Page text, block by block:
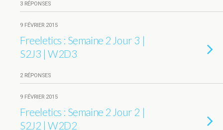
3 RÉPONSES
9 FÉVRIER 2015
Freeletics : Semaine 2 Jour 3 |
S2J3 | W2D3
2 RÉPONSES
9 FÉVRIER 2015
Freeletics : Semaine 2 Jour 2 |
S2J2 | W2D2